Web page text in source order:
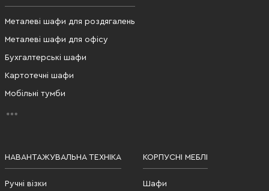
Металеві шафи для роздягалень
Металеві шафи для офісу
Бухгалтерські шафи
Картотечні шафи
Мобільні тумби
НАВАНТАЖУВАЛЬНА ТЕХНІКА
Ручні візки
КОРПУСНІ МЕБЛІ
Шафи